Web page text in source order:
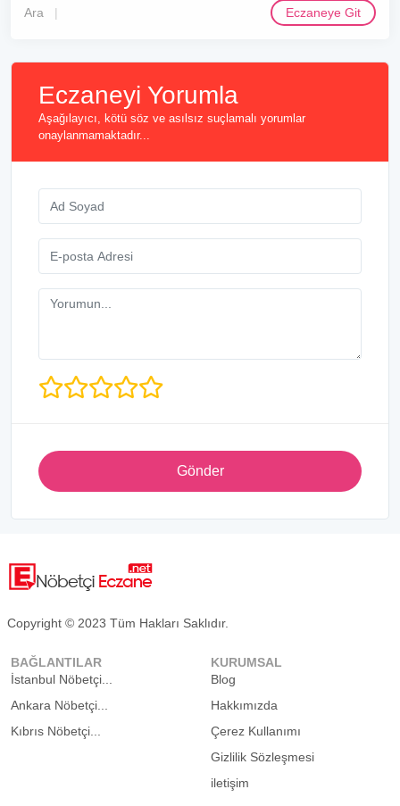
Ara Eczaneye Git
Eczaneyi Yorumla
Aşağılayıcı, kötü söz ve asılsız suçlamalı yorumlar
onaylanmamaktadır...
Gönder
Copyright © 2023 Tüm Hakları Saklıdır.
BAĞLANTILAR
İstanbul Nöbetçi...
Ankara Nöbetçi...
Kıbrıs Nöbetçi...
KURUMSAL
Blog
Hakkımızda
Çerez Kullanımı
Gizlilik Sözleşmesi
iletişim